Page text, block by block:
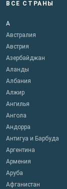
ВСЕ СТРАНЫ
А
Австралия
Австрия
Азербайджан
Аланды
Албания
Алжир
Ангилья
Ангола
Андорра
Антигуа и Барбуда
Аргентина
Армения
Аруба
Афганистан